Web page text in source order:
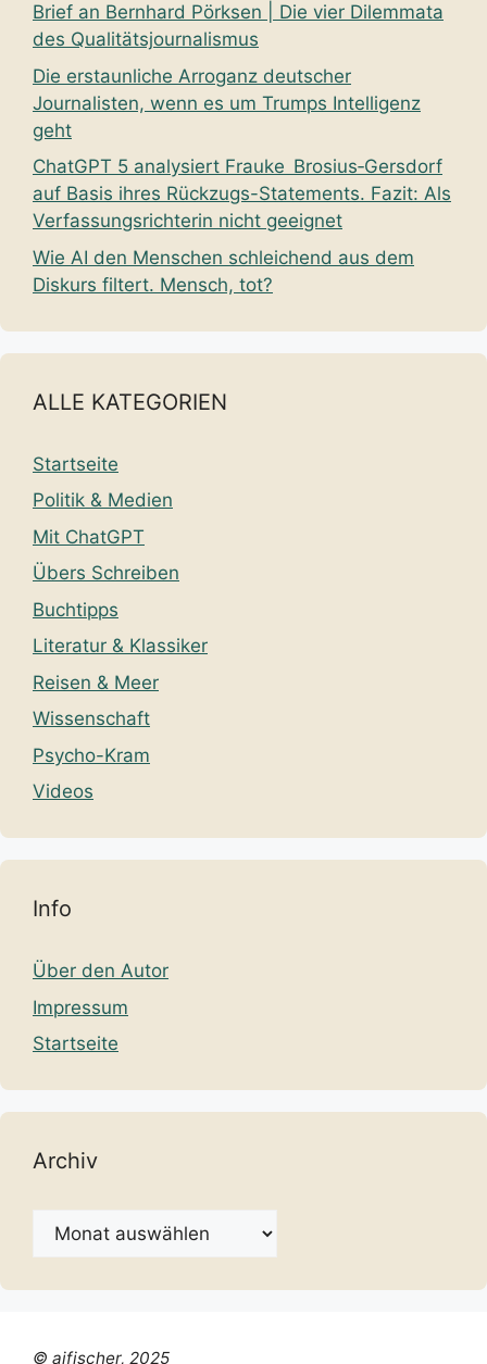
Brief an Bernhard Pörksen | Die vier Dilemmata
des Qualitätsjournalismus
Die erstaunliche Arroganz deutscher
Journalisten, wenn es um Trumps Intelligenz
geht
ChatGPT 5 analysiert Frauke Brosius‑Gersdorf
auf Basis ihres Rückzugs-Statements. Fazit: Als
Verfassungsrichterin nicht geeignet
Wie AI den Menschen schleichend aus dem
Diskurs filtert. Mensch, tot?
ALLE KATEGORIEN
Startseite
Politik & Medien
Mit ChatGPT
Übers Schreiben
Buchtipps
Literatur & Klassiker
Reisen & Meer
Wissenschaft
Psycho-Kram
Videos
Info
Über den Autor
Impressum
Startseite
Archiv
Archiv
© ajfischer, 2025